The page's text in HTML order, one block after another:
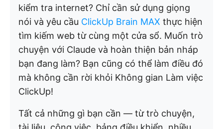
kiểm tra internet? Chỉ cần sử dụng giọng
nói và yêu cầu ClickUp Brain MAX thực hiện
tìm kiếm web từ cùng một cửa sổ. Muốn trò
chuyện với Claude và hoàn thiện bản nháp
bạn đang làm? Bạn cũng có thể làm điều đó
mà không cần rời khỏi Không gian Làm việc
ClickUp!
Tất cả những gì bạn cần — từ trò chuyện,